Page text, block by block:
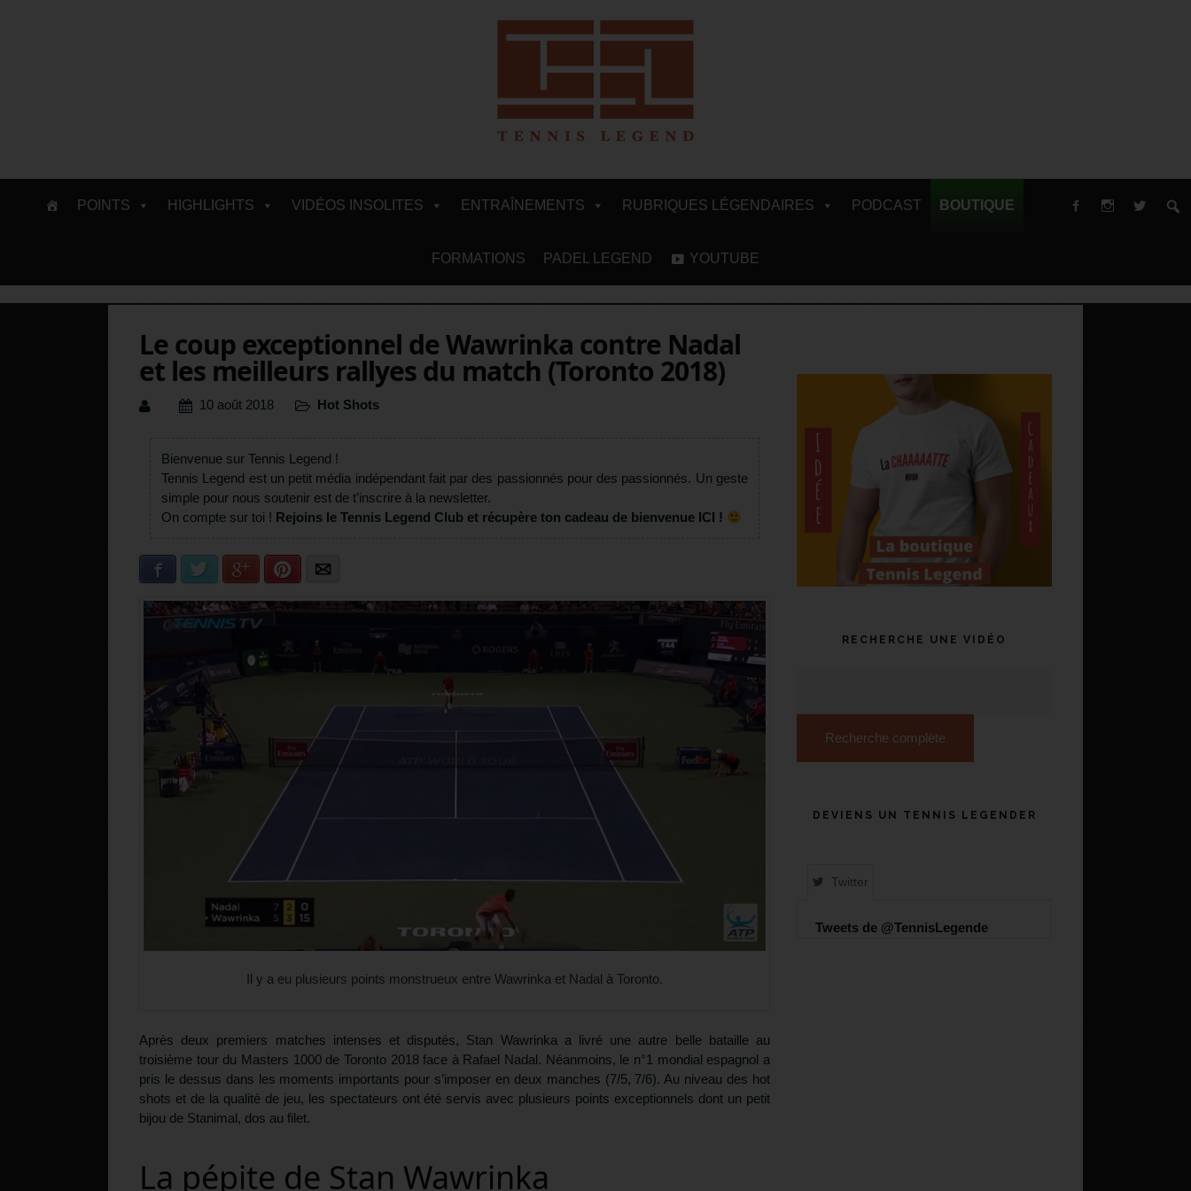
POINTS HIGHLIGHTS VIDÉOS INSOLITES ENTRAÎNEMENTS RUBRIQUES LÉGENDAIRES PODCAST BOUTIQUE
FORMATIONS PADEL LEGEND YOUTUBE
Le coup exceptionnel de Wawrinka contre Nadal
et les meilleurs rallyes du match (Toronto 2018)
10 août 2018 Hot Shots
Bienvenue sur Tennis Legend !
Tennis Legend est un petit média indépendant fait par des passionnés pour des passionnés. Un geste
simple pour nous soutenir est de t’inscrire à la newsletter.
On compte sur toi ! Rejoins le Tennis Legend Club et récupère ton cadeau de bienvenue ICI !
Facebook Twitter Google+ Pinterest
Il y a eu plusieurs points monstrueux entre Wawrinka et Nadal à Toronto.
Après deux premiers matches intenses et disputés, Stan Wawrinka a livré une autre belle bataille au
troisième tour du Masters 1000 de Toronto 2018 face à Rafael Nadal. Néanmoins, le n°1 mondial espagnol a
pris le dessus dans les moments importants pour s’imposer en deux manches (7/5, 7/6). Au niveau des hot
shots et de la qualité de jeu, les spectateurs ont été servis avec plusieurs points exceptionnels dont un petit
bijou de Stanimal, dos au filet.
La pépite de Stan Wawrinka
RECHERCHE UNE VIDÉO
Recherche complète
DEVIENS UN TENNIS LEGENDER
Twitter
Tweets de @TennisLegende